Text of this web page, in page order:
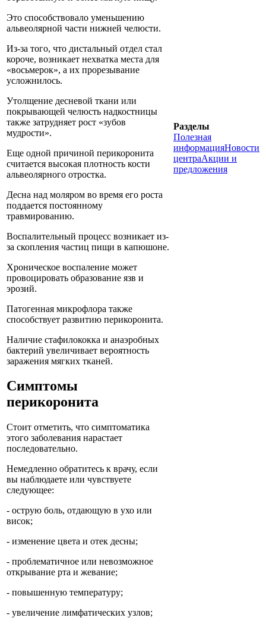
Это способствовало уменьшению
альвеолярной части нижней челюсти.
Из-за того, что дистальный отдел стал
короче, возникает нехватка места для
«восьмерок», а их прорезывание
усложнилось.
Утолщение десневой ткани или
покрывающей челюсть надкостницы
также затрудняет рост «зубов
мудрости».
Еще одной причиной перикоронита
считается высокая плотность кости
альвеолярного отростка.
Десна над моляром во время его роста
поддается постоянному
травмированию.
Воспалительный процесс возникает из-
за скопления частиц пищи в капюшоне.
Хроническое воспаление может
провоцировать образование язв и
эрозий.
Патогенная микрофлора также
способствует развитию перикоронита.
Наличие стафилококка и анаэробных
бактерий увеличивает вероятность
заражения мягких тканей.
Симптомы
перикоронита
Стоит отметить, что симптоматика
этого заболевания нарастает
последовательно.
Немедленно обратитесь к врачу, если
вы наблюдаете или чувствуете
следующее:
- острую боль, отдающую в ухо или
висок;
- изменение цвета и отек десны;
- проблематичное или невозможное
открывание рта и жевание;
- повышенную температуру;
- увеличение лимфатических узлов;
Разделы
Полезная
информацияНовости
центраАкции и
предложения